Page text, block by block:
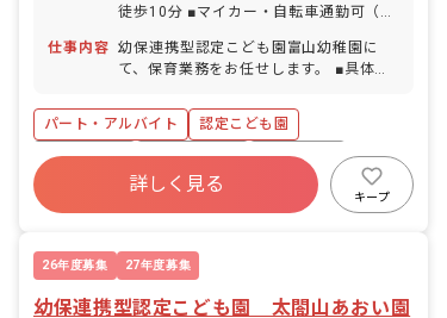
徒歩10分 ■マイカー・自転車通勤可（駐
仕事内容 幼保連携型認定こども園富山幼稚園に
て、保育業務をお任せします。 ■具体的
保育教育 ・朝や帰りの送迎バスの添乗
・園行事の準備や後片付けの手伝い
パート・アルバイト
認定こども園
ブランクOK
社会保険完備
土日祝休み
福利厚生充実
残業少なめ
詳しく見る
キープ
26年度募集 27年度募集
幼保連携型認定こども園 太閤山あおい園